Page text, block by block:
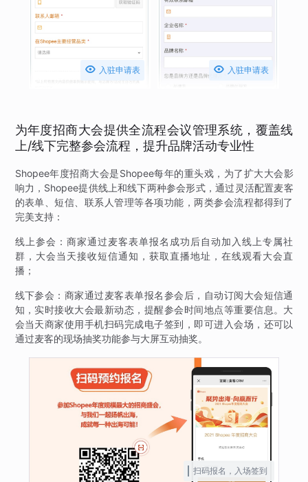
 入驻申请表  入驻申请表
为年度招商大会提供全流程会议管理系统，覆盖线
上/线下完整参会流程，提升品牌活动专业性
Shopee年度招商大会是Shopee每年的重头戏，为了扩大大会影
响力，Shopee提供线上和线下两种参会形式，通过灵活配置麦客
的表单、短信、联系人管理等各项功能，两类参会流程都得到了
完美支持：
线上参会：商家通过麦客表单报名成功后自动加入线上专属社
群，大会当天接收短信通知，获取直播地址，在线观看大会直
播；
线下参会：商家通过麦客表单报名参会后，自动订阅大会短信通
知，实时接收大会最新动态，提醒参会时间地点等重要信息。大
会当天商家使用手机扫码完成电子签到，即可进入会场，还可以
通过麦客的现场抽奖功能参与大屏互动抽奖。
扫码报名，入场签到